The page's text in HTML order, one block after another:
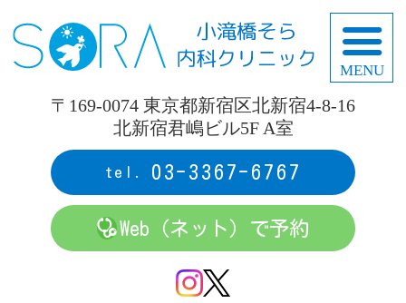
〒169-0074 東京都新宿区北新宿4-8-16
北新宿君嶋ビル5F A室
03-3367-6767
Web（ネット）で予約